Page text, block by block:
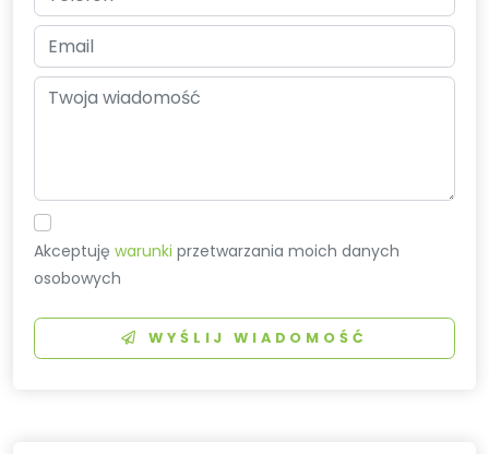
Akceptujęwarunki przetwarzania moich danych
osobowych
WYŚLIJ WIADOMOŚĆ